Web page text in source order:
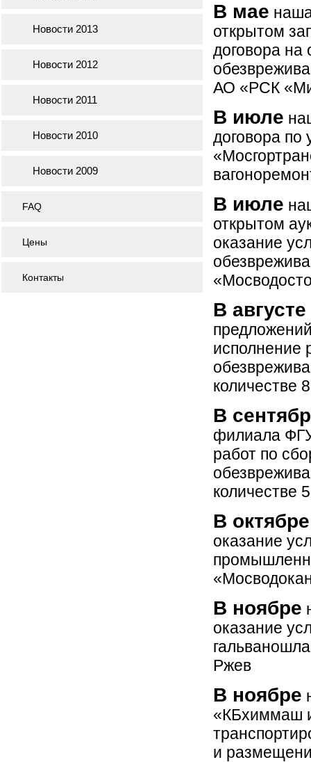
В мае
открытом
договора на
АО «РСК
В июле
договора по
В июле
открытом
оказание
В августе
исполнение
количестве
В
филиала
работ по
количестве
В октябре
оказание
В ноябре
оказание
Ржев
В ноябре
«КБхиммаш
и
Новости 2013
Новости 2012
Новости 2011
Новости 2010
Новости 2009
FAQ
Цены
Контакты